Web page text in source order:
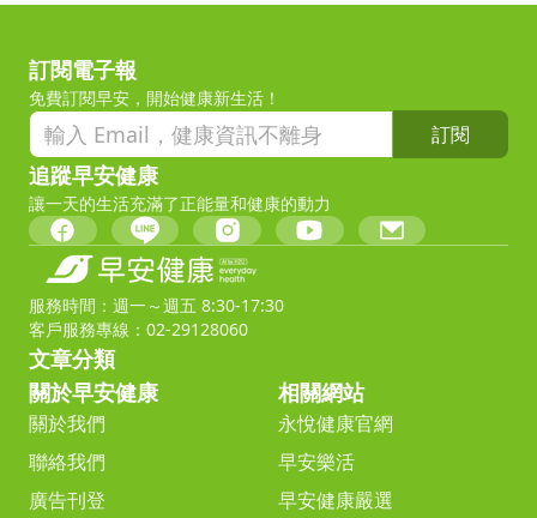
訂閱電子報
免費訂閱早安，開始健康新生活！
訂閱
追蹤早安健康
讓一天的生活充滿了正能量和健康的動力
服務時間：週一～週五 8:30-17:30
客戶服務專線：02-29128060
文章分類
關於早安健康
關於我們
聯絡我們
廣告刊登
相關網站
永悅健康官網
早安樂活
早安健康嚴選